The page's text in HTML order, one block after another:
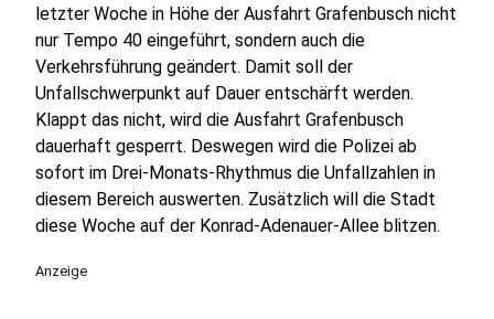
letzter Woche in Höhe der Ausfahrt Grafenbusch nicht
nur Tempo 40 eingeführt, sondern auch die
Verkehrsführung geändert. Damit soll der
Unfallschwerpunkt auf Dauer entschärft werden.
Klappt das nicht, wird die Ausfahrt Grafenbusch
dauerhaft gesperrt. Deswegen wird die Polizei ab
sofort im Drei-Monats-Rhythmus die Unfallzahlen in
diesem Bereich auswerten. Zusätzlich will die Stadt
diese Woche auf der Konrad-Adenauer-Allee blitzen.
Anzeige